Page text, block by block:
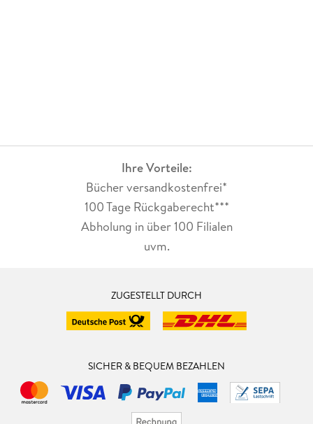
Ihre Vorteile:
Bücher versandkostenfrei*
100 Tage Rückgaberecht***
Abholung in über 100 Filialen
uvm.
ZUGESTELLT DURCH
SICHER & BEQUEM BEZAHLEN